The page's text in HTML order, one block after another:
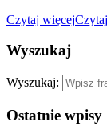
Czytaj więcej
Wyszukaj
Wyszukaj:
Ostatnie wpisy